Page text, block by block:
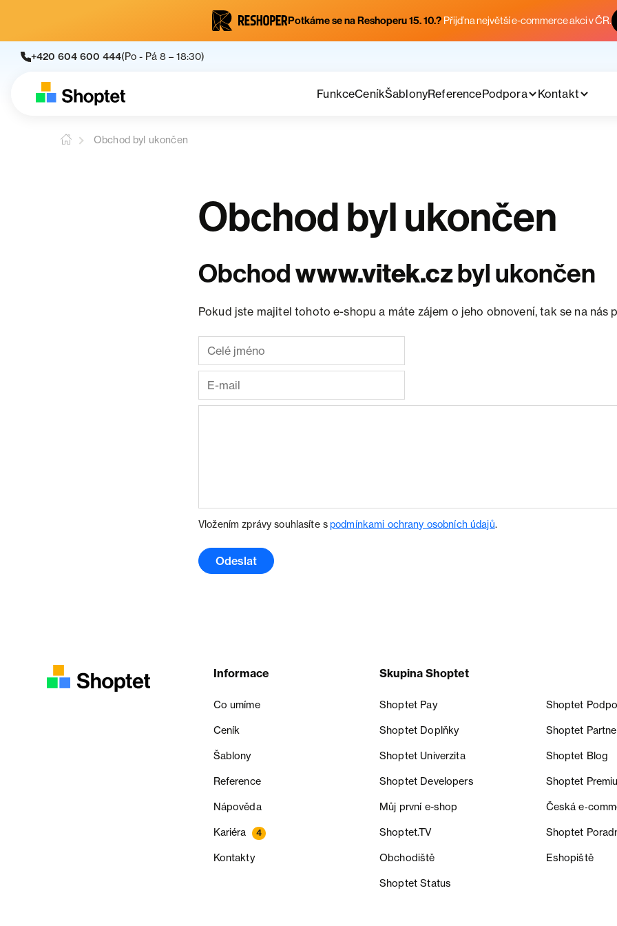
Potkáme se na Reshoperu 15. 10.? Přijď na největší e-commerce akci v ČR.
+420 604 600 444(Po - Pá 8 – 18:30)
FunkceCeníkŠablonyReferencePodpora Kontakt
Obchod byl ukončen
Obchod byl ukončen
Obchodwww.vitek.czbyl ukončen
Pokud jste majitel tohoto e-shopu a máte zájem o jeho obnovení, tak se na nás
Vložením zprávy souhlasíte spodmínkami ochrany osobních údajů.
Odeslat
Informace
Co umíme
Ceník
Šablony
Reference
Nápověda
Kariéra 4
Kontakty
Skupina Shoptet
Shoptet Pay Shoptet
Shoptet Doplňky Shoptet
Shoptet Univerzita Shoptet Blog
Shoptet Developers Shoptet
Můj první e-shop Česká
Shoptet.TV Shoptet
Obchodiště Eshopiště
Shoptet Status